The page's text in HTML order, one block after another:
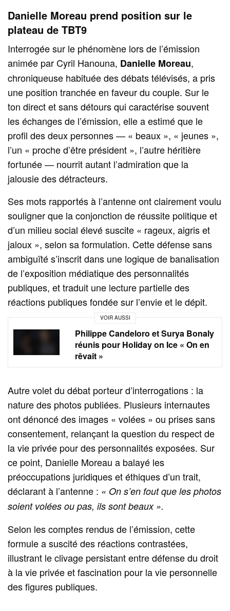
Danielle Moreau prend position sur le
plateau de TBT9
Interrogée sur le phénomène lors de l’émission
animée par Cyril Hanouna, Danielle Moreau,
chroniqueuse habituée des débats télévisés, a pris
une position tranchée en faveur du couple. Sur le
ton direct et sans détours qui caractérise souvent
les échanges de l’émission, elle a estimé que le
profil des deux personnes — « beaux », « jeunes »,
l’un « proche d’être président », l’autre héritière
fortunée — nourrit autant l’admiration que la
jalousie des détracteurs.
Ses mots rapportés à l’antenne ont clairement voulu
souligner que la conjonction de réussite politique et
d’un milieu social élevé suscite « rageux, aigris et
jaloux », selon sa formulation. Cette défense sans
ambiguïté s’inscrit dans une logique de banalisation
de l’exposition médiatique des personnalités
publiques, et traduit une lecture partielle des
réactions publiques fondée sur l’envie et le dépit.
VOIR AUSSI
Philippe Candeloro et Surya Bonaly
réunis pour Holiday on Ice « On en
rêvait »
Autre volet du débat porteur d’interrogations : la
nature des photos publiées. Plusieurs internautes
ont dénoncé des images « volées » ou prises sans
consentement, relançant la question du respect de
la vie privée pour des personnalités exposées. Sur
ce point, Danielle Moreau a balayé les
préoccupations juridiques et éthiques d’un trait,
déclarant à l’antenne : « On s’en fout que les photos
soient volées ou pas, ils sont beaux ».
Selon les comptes rendus de l’émission, cette
formule a suscité des réactions contrastées,
illustrant le clivage persistant entre défense du droit
à la vie privée et fascination pour la vie personnelle
des figures publiques.